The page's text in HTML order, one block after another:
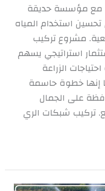
مع مؤسسة حديقة
استخدام المياه
مشروع تركيب
استراتيجي يسهم
الزراعة
إنها خطوة حاسمة
على الجمال
تركيب شبكات الري